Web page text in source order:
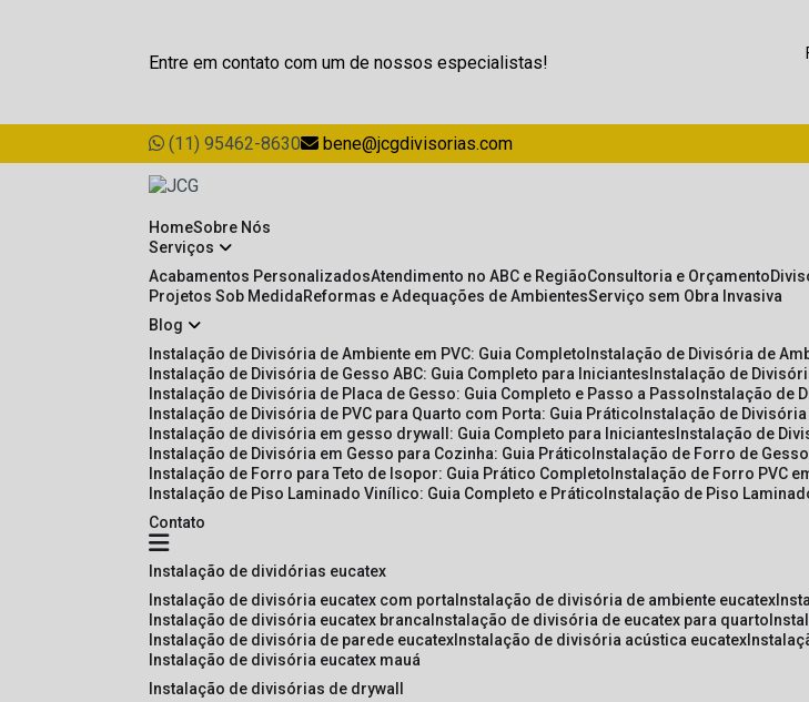
Entre em contato com um de nossos especialistas!
(11) 95462-8630 bene@jcgdivisorias.com
Home Sobre Nós
Serviços
Acabamentos Personalizados Atendimento no ABC e Região Consultoria e Orçamento
Projetos Sob Medida
Reformas e Adequações de Ambientes Serviço sem Obra Invasiva
Blog
Instalação de Divisória de Ambiente em PVC: Guia Completo Instalação de Divisória de
Instalação de Divisória de Gesso ABC: Guia Completo para Iniciantes Instalação de
Instalação de Divisória de Placa de Gesso: Guia Completo e Passo a Passo Instalação de
Instalação de Divisória de PVC para Quarto com Porta: Guia Prático Instalação de
Instalação de divisória em gesso drywall: Guia Completo para Iniciantes Instalação de
Instalação de Divisória em Gesso para Cozinha: Guia Prático Instalação de Forro de
Instalação de Forro para Teto de Isopor: Guia Prático Completo Instalação de Forro PVC
Instalação de Piso Laminado Vinílico: Guia Completo e Prático Instalação de Piso
Contato
instalação de dividórias eucatex
instalação de divisória eucatex com porta instalação de divisória de ambiente eucatex
instalação de divisória eucatex branca instalação de divisória de eucatex para quarto
instalação de divisória de parede eucatex instalação de divisória acústica eucatex
instalação de divisória eucatex mauá
instalação de divisórias de drywall